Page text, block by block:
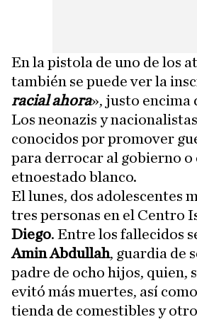
En la pistola de uno de los
también se puede ver la
racial ahora», justo encima
Los neonazis y
conocidos por promover
para derrocar al gobierno o
etnoestado blanco.
El lunes, dos adolescentes
tres personas en el Centro
Diego. Entre los fallecidos
Amin Abdullah, guardia de
padre de ocho hijos, quien,
evitó más muertes, así
tienda de comestibles y